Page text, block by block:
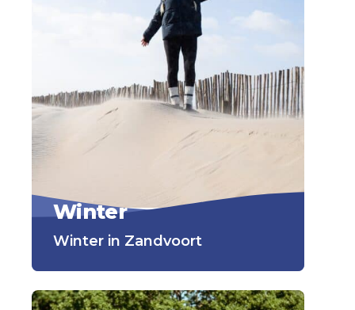
Winter
Winter in Zandvoort